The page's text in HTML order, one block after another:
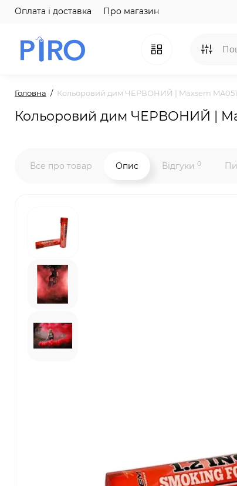
Оплата і доставка Про магазин
Головна Кольоровий дим ЧЕРВОНИЙ | Maxsem
Кольоровий дим ЧЕРВОНИЙ |
Все про товар Опис Відгуки 0